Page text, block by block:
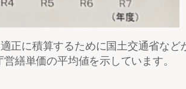
正に積算するために国土交通省など
繕単価の平均値を示しています。